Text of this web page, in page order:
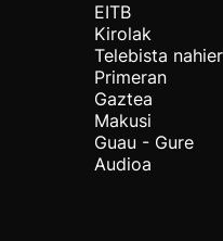
EITB
Kirolak
Telebista
Primeran
Gaztea
Makusi
Guau - Gure
Audioa